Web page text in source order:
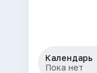
Календарь
Пока нет